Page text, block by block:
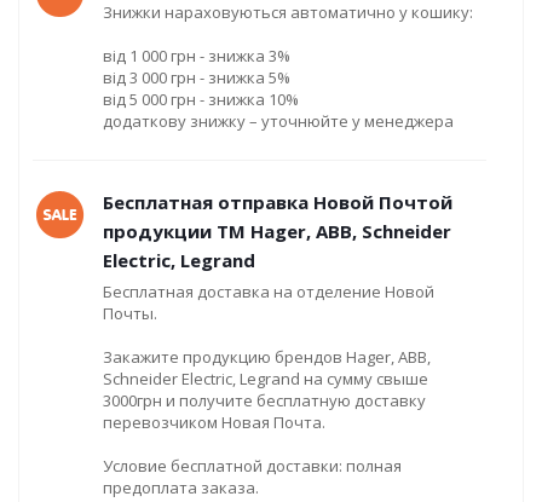
Знижки нараховуються автоматично у кошику:
від 1 000 грн - знижка 3%
від 3 000 грн - знижка 5%
від 5 000 грн - знижка 10%
додаткову знижку – уточнюйте у менеджера
Бесплатная отправка Новой Почтой
продукции ТМ Hager, ABB, Schneider
Electric, Legrand
Бесплатная доставка на отделение Новой
Почты.
Закажите продукцию брендов Hager, ABB,
Schneider Electric, Legrand на сумму свыше
3000грн и получите бесплатную доставку
перевозчиком Новая Почта.
Условие бесплатной доставки: полная
предоплата заказа.